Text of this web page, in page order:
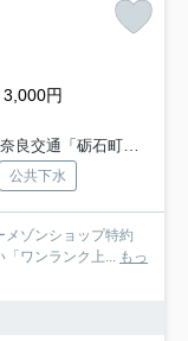
円
「砺石町」 停歩1分
公共下水
ゾンショップ特約
「ワンランク上... もっ